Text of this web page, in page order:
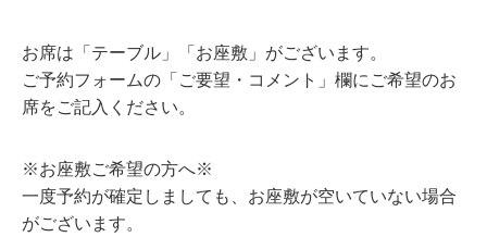
お席は「テーブル」「お座敷」がございます。
ご予約フォームの「ご要望・コメント」欄にご希望のお
席をご記入ください。
※お座敷ご希望の方へ※
一度予約が確定しましても、お座敷が空いていない場合
がございます。